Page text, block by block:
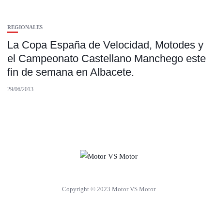
REGIONALES
La Copa España de Velocidad, Motodes y
el Campeonato Castellano Manchego este
fin de semana en Albacete.
29/06/2013
Copyright © 2023 Motor VS Motor